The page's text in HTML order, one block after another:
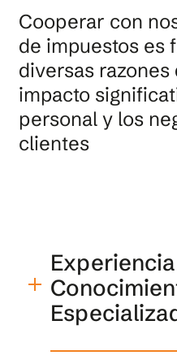
autoridades
cuestiones
disputas.
Cooperar con
de impuestos es
diversas
impacto
personal y los
clientes